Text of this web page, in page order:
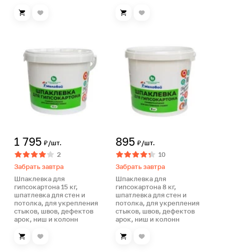
1 795 ₽/шт.
2
Забрать завтра
Шпаклевка для
гипсокартона 15 кг,
шпатлевка для стен и
потолка, для укрепления
стыков, швов, дефектов
арок, ниш и колонн
895 ₽/шт.
10
Забрать завтра
Шпаклевка для
гипсокартона 8 кг,
шпатлевка для стен и
потолка, для укрепления
стыков, швов, дефектов
арок, ниш и колонн